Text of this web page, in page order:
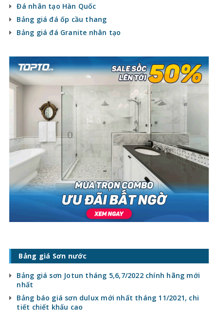
Đá nhân tạo Hàn Quốc
Bảng giá đá ốp cầu thang
Bảng giá đá Granite nhân tạo
Bảng giá Sơn nước
Bảng giá sơn Jotun tháng 5,6,7/2022 chính hãng mới
nhất
Bảng báo giá sơn dulux mới nhất tháng 11/2021, chi
tiết chiết khấu cao